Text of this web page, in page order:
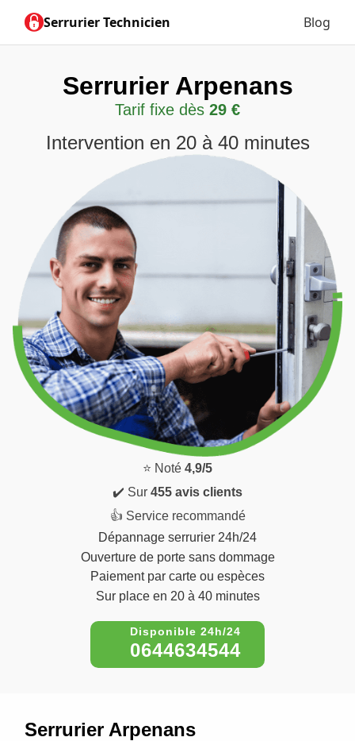
Serrurier Technicien Blog
Serrurier Arpenans
Tarif fixe dès 29 €
Intervention en 20 à 40 minutes
⭐ Noté 4,9/5
✔️ Sur 455 avis clients
👍 Service recommandé
Dépannage serrurier 24h/24
Ouverture de porte sans dommage
Paiement par carte ou espèces
Sur place en 20 à 40 minutes
0644634544
Serrurier Arpenans